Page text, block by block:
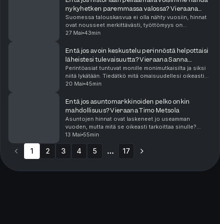
nykyhetken paremmassa valossa? Vieraana
Sakari Heikkinen
Suomessa talouskasvua ei olla nähty vuosiin, hinnat
ovat nousseet merkittävästi, työttömyys on
ennätystasoilla ja uutisissa puhutaan jatkuvasti
Mutt...
27 Mai 43min
Entä jos avoin keskustelu perinnöstä helpottaisi
läheistesi tulevaisuutta? Vieraana Sanna
Herrala
Perintöasiat tuntuvat monille monimutkaisilta ja siksi
niitä lykätään. Tiedätkö mitä omaisuudellesi oikeasti
tapahtuu, jos et tee mitään? Jaksossa Kaisa Kivipellon
20 Mai 45min
Entä jos asuntomarkkinoiden pelko onkin
mahdollisuus? Vieraana Timo Metsola
Asuntojen hinnat ovat laskeneet jo useamman
vuoden, mutta mitä se oikeasti tarkoittaa sinulle?
Onko nyt ostajan markkinat, josta viisas hyötyy, vai
pitäisikö odottaa parempaa hetkeä? Entä jos ostit hu...
13 Mai 55min
1 2 3 4 5 17